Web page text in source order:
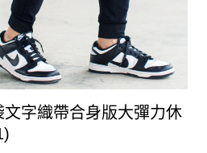
文字織帶合身版大彈力休